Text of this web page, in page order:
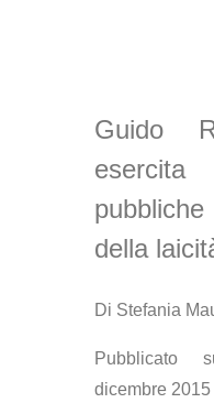
Guido
della
Di Stefania
Pubblicato
dicembre 2015